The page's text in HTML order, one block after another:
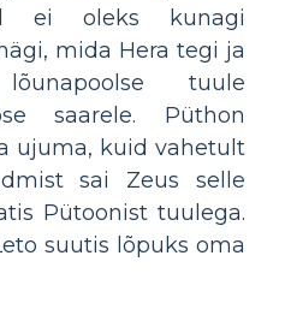
ei oleks kunagi
mida Hera tegi ja
tuule
saarele. Püthon
ujuma, kuid vahetult
sai Zeus selle
Pütoonist tuulega.
suutis lõpuks oma